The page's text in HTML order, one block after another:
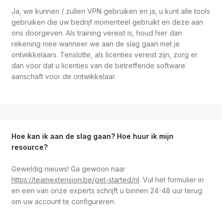
Ja, we kunnen / zullen VPN gebruiken en ja, u kunt alle tools
gebruiken die uw bedrijf momenteel gebruikt en deze aan
ons doorgeven. Als training vereist is, houd hier dan
rekening mee wanneer we aan de slag gaan met je
ontwikkelaars. Tenslotte, als licenties vereist zijn, zorg er
dan voor dat u licenties van de betreffende software
aanschaft voor de ontwikkelaar.
Hoe kan ik aan de slag gaan? Hoe huur ik mijn
resource?
Geweldig nieuws! Ga gewoon naar
https://teamextension.be/get-started/nl. Vul het formulier in
en een van onze experts schrijft u binnen 24-48 uur terug
om uw account te configureren.